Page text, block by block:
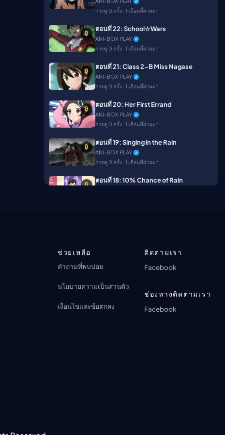
การดู 0 ครั้ง · 1 เดือนที่ผ่านมา
🔒
ตอนที่ 22: School☆Wars
ANI-BOX PLAY
การดู 0 ครั้ง · 1 เดือนที่ผ่านมา
🔒
ตอนที่ 21: Class 2-B Miss Nagase
ANI-BOX PLAY
การดู 0 ครั้ง · 1 เดือนที่ผ่านมา
🔒
ตอนที่ 20: Her First Errand
ANI-BOX PLAY
การดู 0 ครั้ง · 1 เดือนที่ผ่านมา
🔒
ตอนที่ 19: Singing in the Rain
ANI-BOX PLAY
การดู 0 ครั้ง · 1 เดือนที่ผ่านมา
🔒
ตอนที่ 18: 10% Chance of Rain
การดู 0 ครั้ง · 1 เดือนที่ผ่านมา
ช่วยเหลือ
คำถามที่พบบ่อย
นโยบายความเป็นส่วนตัว
เงื่อนไขและข้อตกลง
ติดตามเรา
Facebook
ช่องทางติดตามเรา
Facebook